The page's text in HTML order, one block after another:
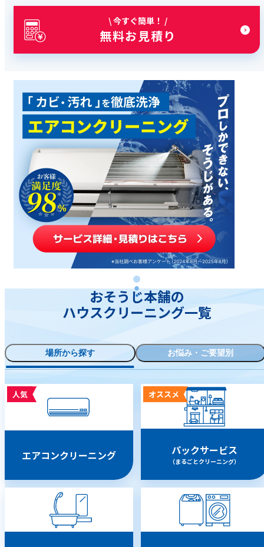
\ 今すぐ簡単！ /
無料お見積り
おそうじ本舗の
ハウスクリーニング一覧
場所から探す お悩み・ご要望別
人気
エアコンクリーニング
オススメ
パックサービス
（まるごとクリーニング）